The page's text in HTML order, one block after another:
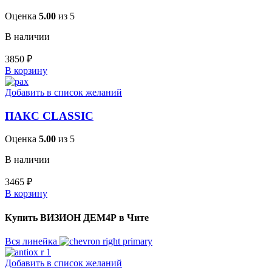
Оценка 5.00 из 5
В наличии
3850 ₽
В корзину
Добавить в список желаний
ПАКС CLASSIC
Оценка 5.00 из 5
В наличии
3465 ₽
В корзину
Купить ВИЗИОН ДЕМ4Р в Чите
Вся линейка
Добавить в список желаний